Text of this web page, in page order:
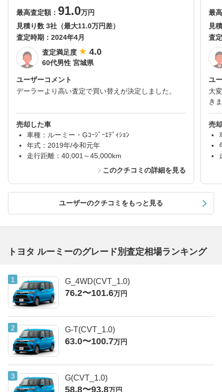
最高査定額： 91.0万円
見積り数 3社（最大11.0万円差）
査定時期： 2024年4月
査定満足度
4.0
60代男性 宮城県
ユーザーコメント
デーラーより高い査定で買い替えが決定しました。
売却した車
車種：ルーミー・Gｺｰｼﾞｰｴﾃﾞｨｼｮﾝ
年式：2019年/令和元年
走行距離：40,001～45,000km
このクチコミの詳細を見る
最
見
査
ユ
大
き
売
ユーザーのクチコミをもっと見る
トヨタ ルーミーのグレード別査定相場ランキング
G_4WD(CVT_1.0)
76.2〜101.6万円
G-T(CVT_1.0)
63.0〜100.7万円
G(CVT_1.0)
58.8〜93.8万円